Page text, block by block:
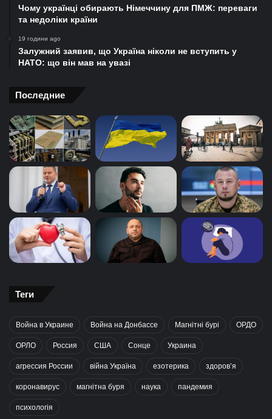
Чому українці обирають Німеччину для ПМЖ: переваги
та недоліки країни
19 години ago
Залужний заявив, що Україна ніколи не вступить у
НАТО: що він мав на увазі
Последние
Теги
Война в Украине Война на Донбассе Магнітні бурі ОРДО
ОРЛО Россия США Сонце Украина
агрессия России війна Україна езотерика здоров’я
коронавирус магнітна буря наука пандемия
психологія